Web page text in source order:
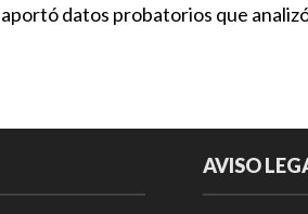
SSC de
datos probatorios que
AVISO